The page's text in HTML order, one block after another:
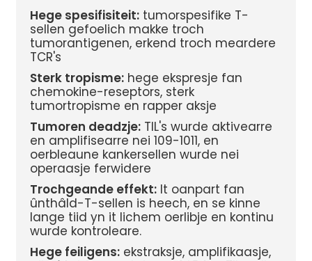
Hege spesifisiteit:tumorspesifike T-
sellen gefoelich makke troch
tumorantigenen, erkend troch meardere
TCR's
Sterk tropisme:hege ekspresje fan
chemokine-reseptors, sterk
tumortropisme en rapper aksje
Tumoren deadzje:TIL's wurde aktivearre
en amplifisearre nei 109-1011, en
oerbleaune kankersellen wurde nei
operaasje ferwidere
Trochgeande effekt:It oanpart fan
ûnthâld-T-sellen is heech, en se kinne
lange tiid yn it lichem oerlibje en kontinu
wurde kontroleare.
Hege feiligens:ekstraksje, amplifikaasje,